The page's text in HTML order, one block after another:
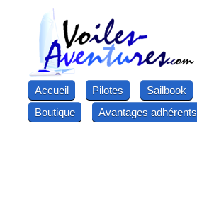
Accueil Pilotes Sailbook
Boutique
Avantages adhérents